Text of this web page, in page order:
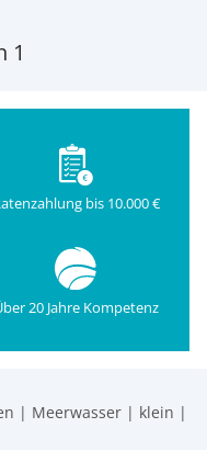
1
bis 10.000 €
20 Jahre Kompetenz
| Meerwasser | klein |